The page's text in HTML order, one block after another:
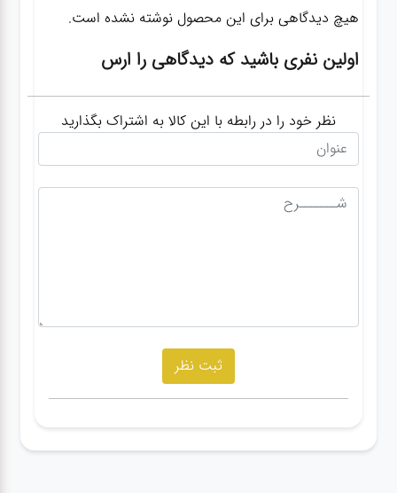
هیچ دیدگاهی برای این محصول نوشته نشده است.
اولین نفری باشید که دیدگاهی را ارس
نظر خود را در رابطه با این کالا به اشتراک بگذارید